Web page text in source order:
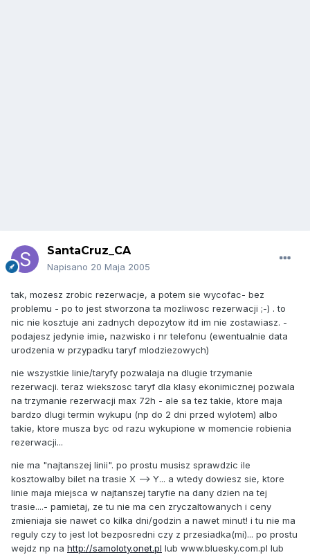
SantaCruz_CA
Napisano 20 Maja 2005
tak, mozesz zrobic rezerwacje, a potem sie wycofac- bez
problemu - po to jest stworzona ta mozliwosc rezerwacji ;-) . to
nic nie kosztuje ani zadnych depozytow itd im nie zostawiasz. -
podajesz jedynie imie, nazwisko i nr telefonu (ewentualnie data
urodzenia w przypadku taryf mlodziezowych)
nie wszystkie linie/taryfy pozwalaja na dlugie trzymanie
rezerwacji. teraz wiekszosc taryf dla klasy ekonimicznej pozwala
na trzymanie rezerwacji max 72h - ale sa tez takie, ktore maja
bardzo dlugi termin wykupu (np do 2 dni przed wylotem) albo
takie, ktore musza byc od razu wykupione w momencie robienia
rezerwacji...
nie ma "najtanszej linii". po prostu musisz sprawdzic ile
kosztowalby bilet na trasie X --> Y... a wtedy dowiesz sie, ktore
linie maja miejsca w najtanszej taryfie na dany dzien na tej
trasie....- pamietaj, ze tu nie ma cen zryczaltowanych i ceny
zmieniaja sie nawet co kilka dni/godzin a nawet minut! i tu nie ma
reguly czy to jest lot bezposredni czy z przesiadka(mi)... po prostu
wejdz np na http://samoloty.onet.pl lub www.bluesky.com.pl lub